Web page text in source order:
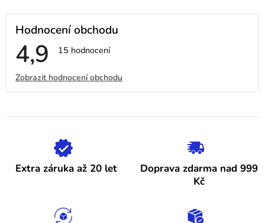
Hodnocení obchodu
4,9 Průměrné
je
hvězdiček.
15 hodnocení
V
ý
p
h
Zobrazit hodnocení obchodu
Extra záruka až 20 let
Doprava zdarma nad 999
Kč